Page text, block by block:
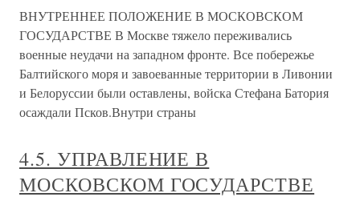
ВНУТРЕННЕЕ ПОЛОЖЕНИЕ В МОСКОВСКОМ
ГОСУДАРСТВЕ В Москве тяжело переживались
военные неудачи на западном фронте. Все побережье
Балтийского моря и завоеванные территории в Ливонии
и Белоруссии были оставлены, войска Стефана Батория
осаждали Псков.Внутри страны
4.5. УПРАВЛЕНИЕ В
МОСКОВСКОМ ГОСУДАРСТВЕ